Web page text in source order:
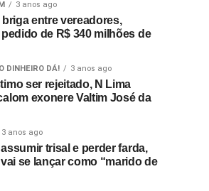
3 anos ago
entre vereadores,
de R$ 340 milhões de
DINHEIRO DÁ! 3 anos ago
ser rejeitado, N Lima
exonere Valtim José da
3 anos ago
trisal e perder farda,
se lançar como “marido de